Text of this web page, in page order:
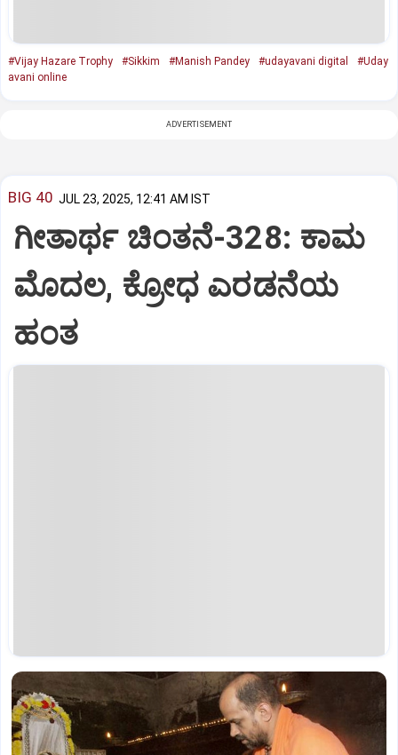
#Vijay Hazare Trophy #Sikkim #Manish Pandey #udayavani digital
#Uday
avani online
ADVERTISEMENT
BIG 40 JUL 23, 2025, 12:41 AM IST
ಗೀತಾರ್ಥ ಚಿಂತನೆ-328: ಕಾಮ
ಮೊದಲ, ಕ್ರೋಧ ಎರಡನೆಯ
ಹಂತ